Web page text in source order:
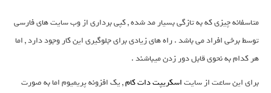
متاسفانه چیزی که به تازگی بسیار مد شده , کپی برداری از وب سایت های فارسی
توسط برخی افراد می باشد . راه های زیادی برای جلوگیری این کار وجود دارد , اما
هر کدام به نحوی قابل دور زدن میباشند .
برای این ساعت از سایتاسکریپت دات کام, یک افزونه پریمیوم اما به صورت